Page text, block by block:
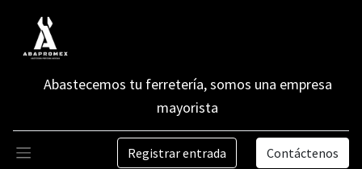
Abastecemos tu ferretería, somos una empresa
mayorista
Registrar entrada Contáctenos